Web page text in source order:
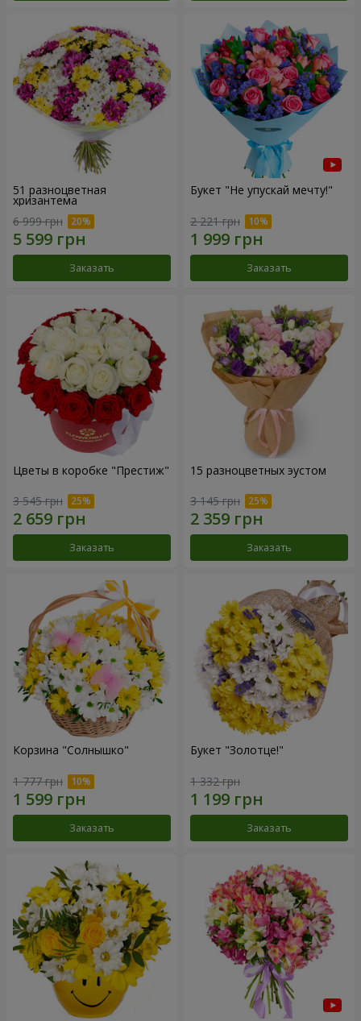
51 разноцветная
хризантема
6 999 грн
Заказать
Букет "Не упускай мечту!"
2 221 грн
Заказать
Цветы в коробке "Престиж"
3 545 грн
Заказать
15 разноцветных эустом
3 145 грн
Заказать
Корзина "Солнышко"
1 777 грн
Заказать
Букет "Золотце!"
1 332 грн
Заказать